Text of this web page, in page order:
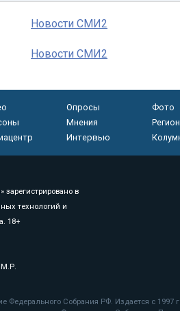
Новости СМИ2
Новости СМИ2
Опросы
Фото
Мнения
Интервью
зарегистрировано в
технологий и
18+
М.Р.
Федерального Собрания РФ. Издается с